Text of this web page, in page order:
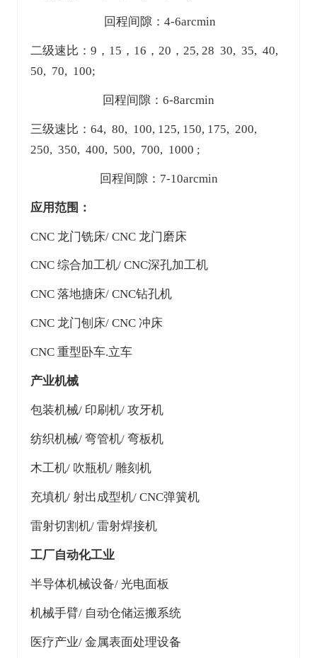
回程间隙：4-6arcmin
二级速比：9，15，16，20，25, 28 30, 35, 40,
50, 70, 100;
回程间隙：6-8arcmin
三级速比：64, 80, 100, 125, 150, 175, 200,
250, 350, 400, 500, 700, 1000 ;
回程间隙：7-10arcmin
应用范围：
CNC 龙门铣床/ CNC 龙门磨床
CNC 综合加工机/ CNC深孔加工机
CNC 落地搪床/ CNC钻孔机
CNC 龙门刨床/ CNC 冲床
CNC 重型卧车.立车
产业机械
包装机械/ 印刷机/ 攻牙机
纺织机械/ 弯管机/ 弯板机
木工机/ 吹瓶机/ 雕刻机
充填机/ 射出成型机/ CNC弹簧机
雷射切割机/ 雷射焊接机
工厂自动化工业
半导体机械设备/ 光电面板
机械手臂/ 自动仓储运搬系统
医疗产业/ 金属表面处理设备